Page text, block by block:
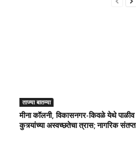
ताज्या बातम्या
मीना कॉलनी, विकासनगर-किवळे येथे पाळीव
कुत्र्यांच्या अस्वच्छतेचा त्रास; नागरिक संतप्त